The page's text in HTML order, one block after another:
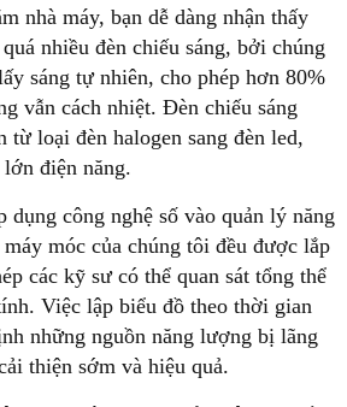
nhà máy, bạn dễ dàng nhận thấy
nhiều đèn chiếu sáng, bởi chúng
sáng tự nhiên, cho phép hơn 80%
vẫn cách nhiệt. Đèn chiếu sáng
từ loại đèn halogen sang đèn led,
điện năng.
dụng công nghệ số vào quản lý năng
móc của chúng tôi đều được lắp
các kỹ sư có thể quan sát tổng thể
Việc lập biểu đồ theo thời gian
những nguồn năng lượng bị lãng
thiện sớm và hiệu quả.